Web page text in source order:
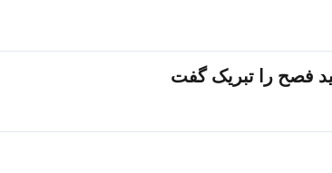
فصح را تبریک گفت